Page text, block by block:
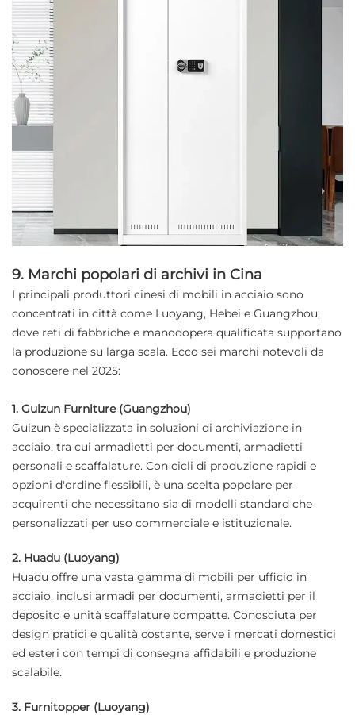
9. Marchi popolari di archivi in Cina
I principali produttori cinesi di mobili in acciaio sono
concentrati in città come Luoyang, Hebei e Guangzhou,
dove reti di fabbriche e manodopera qualificata supportano
la produzione su larga scala. Ecco sei marchi notevoli da
conoscere nel 2025:
1. Guizun Furniture (Guangzhou)
Guizun è specializzata in soluzioni di archiviazione in
acciaio, tra cui armadietti per documenti, armadietti
personali e scaffalature. Con cicli di produzione rapidi e
opzioni d'ordine flessibili, è una scelta popolare per
acquirenti che necessitano sia di modelli standard che
personalizzati per uso commerciale e istituzionale.
2. Huadu (Luoyang)
Huadu offre una vasta gamma di mobili per ufficio in
acciaio, inclusi armadi per documenti, armadietti per il
deposito e unità scaffalature compatte. Conosciuta per
design pratici e qualità costante, serve i mercati domestici
ed esteri con tempi di consegna affidabili e produzione
scalabile.
3. Furnitopper (Luoyang)